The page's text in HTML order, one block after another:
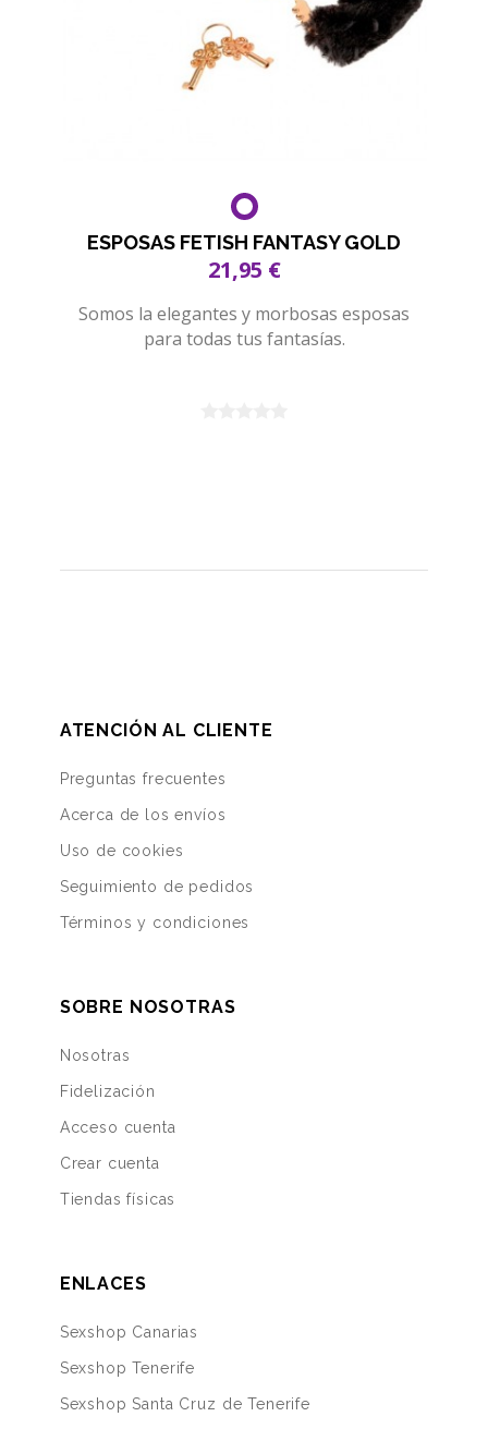
ESPOSAS FETISH FANTASY GOLD
21,95 €
Somos la elegantes y morbosas esposas
para todas tus fantasías.
ATENCIÓN AL CLIENTE
Preguntas frecuentes
Acerca de los envíos
Uso de cookies
Seguimiento de pedidos
Términos y condiciones
SOBRE NOSOTRAS
Nosotras
Fidelización
Acceso cuenta
Crear cuenta
Tiendas físicas
ENLACES
Sexshop Canarias
Sexshop Tenerife
Sexshop Santa Cruz de Tenerife